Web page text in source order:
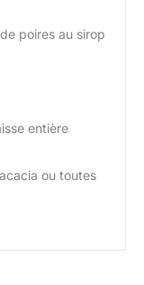
de poires au sirop
entière
ou toutes